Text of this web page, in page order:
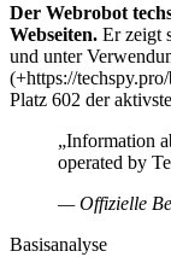
Der Webrobot
Webseiten. Er zeigt
und unter
(+https://
Platz 602 der
„Information
operated by
— Offizielle
Basisanalyse